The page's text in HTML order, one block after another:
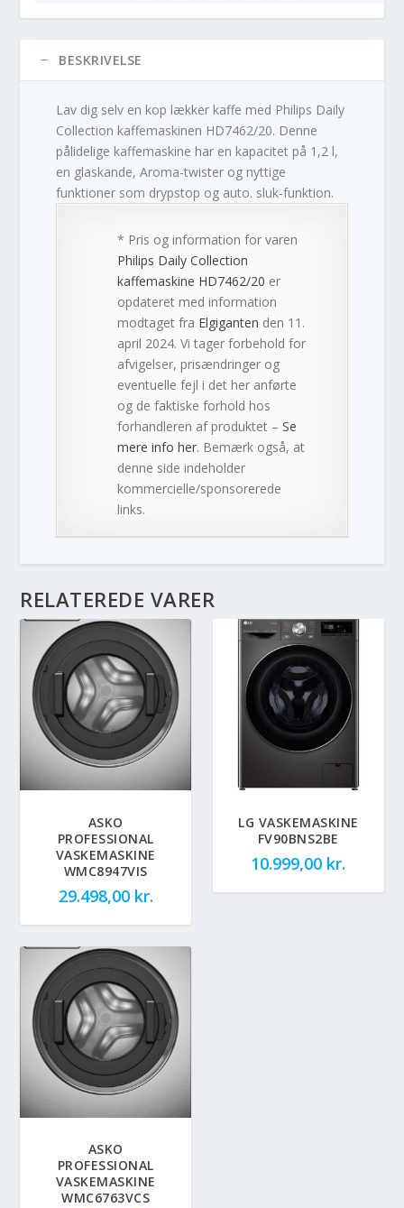
BESKRIVELSE
Lav dig selv en kop lækker kaffe med Philips Daily
Collection kaffemaskinen HD7462/20. Denne
pålidelige kaffemaskine har en kapacitet på 1,2 l,
en glaskande, Aroma-twister og nyttige
funktioner som drypstop og auto. sluk-funktion.
* Pris og information for varen
Philips Daily Collection
kaffemaskine HD7462/20 er
opdateret med information
modtaget fra Elgiganten den 11.
april 2024. Vi tager forbehold for
afvigelser, prisændringer og
eventuelle fejl i det her anførte
og de faktiske forhold hos
forhandleren af produktet –Se
mere info her. Bemærk også, at
denne side indeholder
kommercielle/sponsorerede
links.
RELATEREDE VARER
ASKO
PROFESSIONAL
VASKEMASKINE
WMC8947VIS
29.498,00 kr.
LG VASKEMASKINE
FV90BNS2BE
10.999,00 kr.
ASKO
PROFESSIONAL
VASKEMASKINE
WMC6763VCS